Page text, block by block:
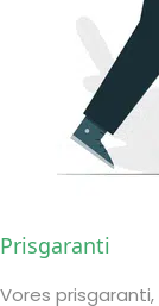
Prisgaranti
Vores